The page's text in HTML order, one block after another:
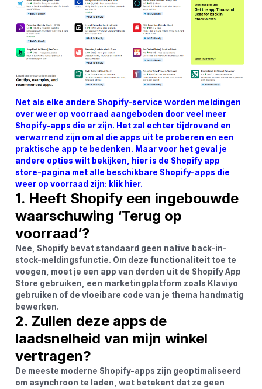
Net als elke andere Shopify-service worden meldingen
over weer op voorraad aangeboden door veel meer
Shopify-apps die er zijn. Het zal echter tijdrovend en
verwarrend zijn om al die apps uit te proberen en een
praktische app te bedenken. Maar voor het geval je
andere opties wilt bekijken, hier is de Shopify app
store-pagina met alle beschikbare Shopify-apps die
weer op voorraad zijn: klik hier.
1. Heeft Shopify een ingebouwde
waarschuwing ‘Terug op
voorraad’?
Nee, Shopify bevat standaard geen native back-in-
stock-meldingsfunctie. Om deze functionaliteit toe te
voegen, moet je een app van derden uit de Shopify App
Store gebruiken, een marketingplatform zoals Klaviyo
gebruiken of de vloeibare code van je thema handmatig
bewerken.
2. Zullen deze apps de
laadsnelheid van mijn winkel
vertragen?
De meeste moderne Shopify-apps zijn geoptimaliseerd
om asynchroon te laden, wat betekent dat ze geen